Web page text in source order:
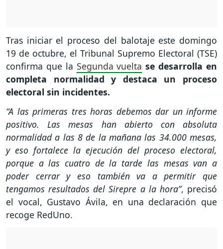
Tras iniciar el proceso del balotaje este domingo
19 de octubre, el Tribunal Supremo Electoral (TSE)
confirma que la Segunda vuelta se desarrolla en
completa normalidad y destaca un proceso
electoral sin incidentes.
“A las primeras tres horas debemos dar un informe
positivo. Las mesas han abierto con absoluta
normalidad a las 8 de la mañana las 34.000 mesas,
y eso fortalece la ejecución del proceso electoral,
porque a las cuatro de la tarde las mesas van a
poder cerrar y eso también va a permitir que
tengamos resultados del Sirepre a la hora”, precisó
el vocal, Gustavo Ávila, en una declaración que
recoge RedUno.